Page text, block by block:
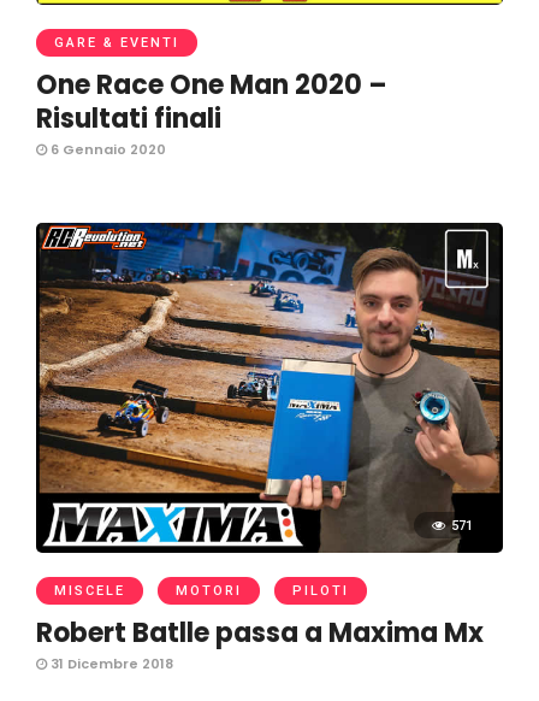
GARE & EVENTI
One Race One Man 2020 –
Risultati finali
6 Gennaio 2020
571
MISCELE MOTORI PILOTI
Robert Batlle passa a Maxima Mx
31 Dicembre 2018